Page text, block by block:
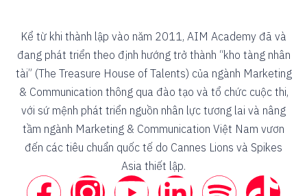
Kể từ khi thành lập vào năm 2011, AIM Academy đã và
đang phát triển theo định hướng trở thành “kho tàng nhân
tài” (The Treasure House of Talents) của ngành Marketing
& Communication thông qua đào tạo và tổ chức cuộc thi,
với sứ mệnh phát triển nguồn nhân lực tương lai và nâng
tầm ngành Marketing & Communication Việt Nam vươn
đến các tiêu chuẩn quốc tế do Cannes Lions và Spikes
Asia thiết lập.